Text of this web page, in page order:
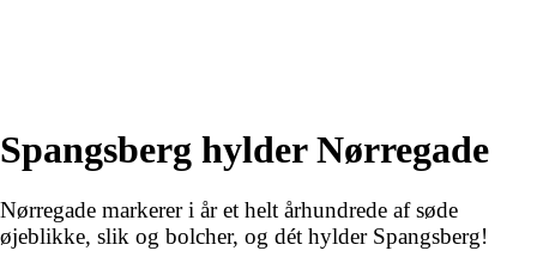
Spangsberg hylder Nørregade
Nørregade markerer i år et helt århundrede af søde
øjeblikke, slik og bolcher, og dét hylder Spangsberg!